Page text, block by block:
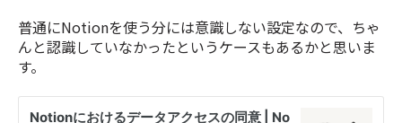
普通にNotionを使う分には意識しない設定なので、ちゃ
んと認識していなかったというケースもあるかと思いま
す。